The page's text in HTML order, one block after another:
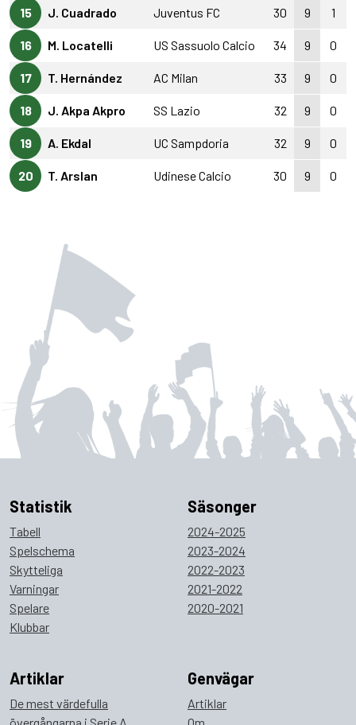
15 J. Cuadrado Juventus FC 30 9 1
16 M. Locatelli US Sassuolo Calcio 34 9 0
17 T. Hernández AC Milan 33 9 0
18 J. Akpa Akpro SS Lazio 32 9 0
19 A. Ekdal UC Sampdoria 32 9 0
20 T. Arslan Udinese Calcio 30 9 0
Statistik
Tabell
Spelschema
Skytteliga
Varningar
Spelare
Klubbar
Säsonger
2024-2025
2023-2024
2022-2023
2021-2022
2020-2021
Artiklar
De mest värdefulla
Genvägar
Artiklar